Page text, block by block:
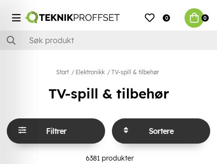
0 0
Start Elektronikk TV-spill & tilbehør
TV-spill & tilbehør
Filtrer Sortere
6381produkter